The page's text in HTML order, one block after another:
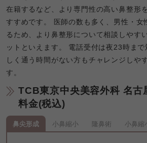
在籍するなど、より専門性の高い鼻整形
すすめです。 医師の数も多く、男性・女
るため、より鼻整形について相談しやす
ットといえます。 電話受付は夜23時ま
しく通う時間がない方もチャレンジしや
す。
TCB東京中央美容外科 名古
料金(税込)
鼻尖形成 小鼻縮小 隆鼻術 小鼻縮